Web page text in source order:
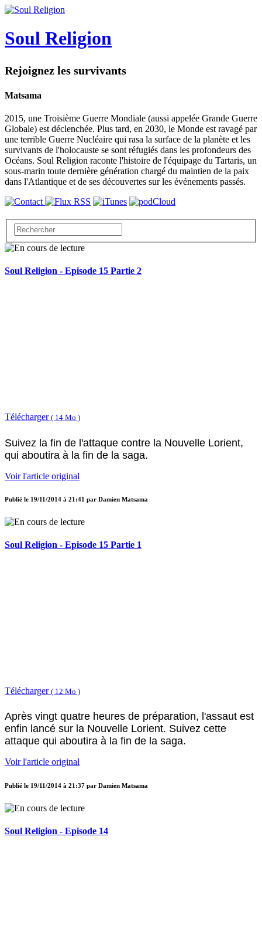
Soul Religion
Rejoignez les survivants
Matsama
2015, une Troisième Guerre Mondiale (aussi appelée Grande Guerre
Globale) est déclenchée. Plus tard, en 2030, le Monde est ravagé par
une terrible Guerre Nucléaire qui rasa la surface de la planète et les
survivants de l'holocauste se sont réfugiés dans les profondeurs des
Océans. Soul Religion raconte l'histoire de l'équipage du Tartaris, un
sous-marin toute dernière génération chargé du maintien de la paix
dans l'Atlantique et de ses découvertes sur les événements passés.
Soul Religion - Episode 15 Partie 2
Télécharger ( 14 Mo )
Suivez la fin de l'attaque contre la Nouvelle Lorient,
qui aboutira à la fin de la saga.
Voir l'article original
Publié le 19/11/2014 à 21:41 par Damien Matsama
Soul Religion - Episode 15 Partie 1
Télécharger ( 12 Mo )
Après vingt quatre heures de préparation, l'assaut est
enfin lancé sur la Nouvelle Lorient. Suivez cette
attaque qui aboutira à la fin de la saga.
Voir l'article original
Publié le 19/11/2014 à 21:37 par Damien Matsama
Soul Religion - Episode 14